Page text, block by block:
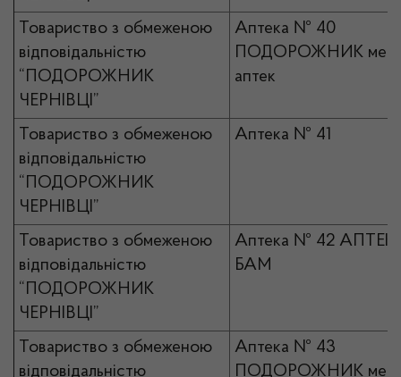
Товариство з обмеженою
відповідальністю
“ПОДОРОЖНИК
ЧЕРНІВЦІ”
Аптека № 40
ПОДОРОЖНИК
аптек
Товариство з обмеженою
відповідальністю
“ПОДОРОЖНИК
ЧЕРНІВЦІ”
Аптека № 41
Товариство з обмеженою
відповідальністю
“ПОДОРОЖНИК
ЧЕРНІВЦІ”
Аптека № 42
БАМ
Товариство з обмеженою
відповідальністю
Аптека № 43
ПОДОРОЖНИК